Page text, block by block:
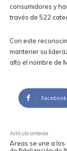
consumidores y
través de 522
Con este
mantener su
alto el nombre de
Facebook
Artículo anterior
Areas se une a